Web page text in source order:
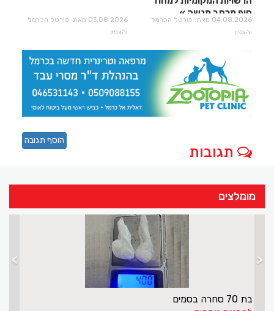
חוף מרחב מנשה
04.08.2026 מאת: פורטל הכרמל
והצפון
03.08.2026 מאת: פורטל הכרמל
והצפון
תגובות
הוסף תגובה
מומלצים
בת 70 סחרה בסמים
> <